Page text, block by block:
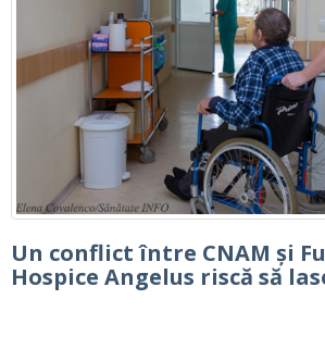
Un conflict între CNAM și
Hospice Angelus riscă să